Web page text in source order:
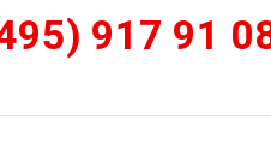
917 91